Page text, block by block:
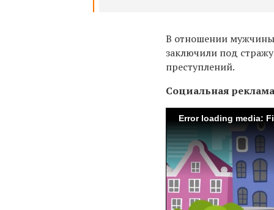
В отношении мужчины
заключили под
преступлений.
Социальная
Error loading media: